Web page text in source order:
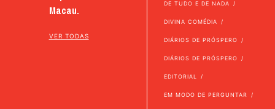
Macau.
VER TODAS
DE TUDO E DE NADA
DIVINA COMÉDIA
DIÁRIOS DE PRÓSPERO
DIÁRIOS DE PRÓSPERO
EDITORIAL
EM MODO DE PERGUNTAR